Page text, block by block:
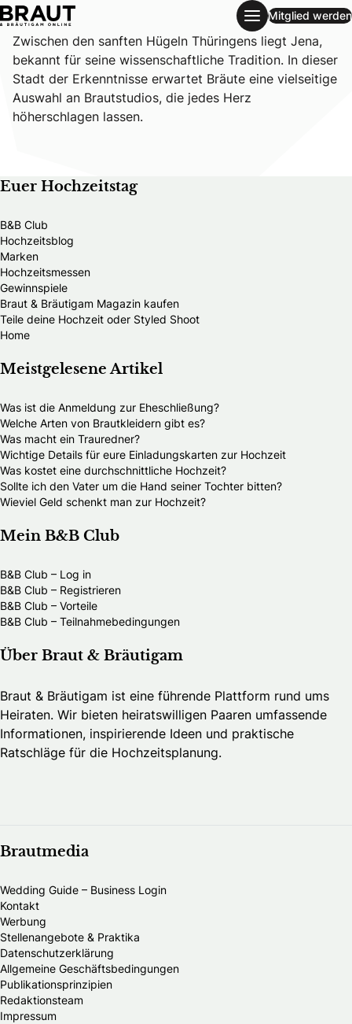
Brautmodengeschäfte in Jena
Mitglied werden
Zwischen den sanften Hügeln Thüringens liegt Jena,
bekannt für seine wissenschaftliche Tradition. In dieser
Stadt der Erkenntnisse erwartet Bräute eine vielseitige
Auswahl an Brautstudios, die jedes Herz
höherschlagen lassen.
Euer Hochzeitstag
B&B Club
Hochzeitsblog
Marken
Hochzeitsmessen
Gewinnspiele
Braut & Bräutigam Magazin kaufen
Teile deine Hochzeit oder Styled Shoot
Home
Meistgelesene Artikel
Was ist die Anmeldung zur Eheschließung?
Welche Arten von Brautkleidern gibt es?
Was macht ein Trauredner?
Wichtige Details für eure Einladungskarten zur Hochzeit
Was kostet eine durchschnittliche Hochzeit?
Sollte ich den Vater um die Hand seiner Tochter bitten?
Wieviel Geld schenkt man zur Hochzeit?
Mein B&B Club
B&B Club – Log in
B&B Club – Registrieren
B&B Club – Vorteile
B&B Club – Teilnahmebedingungen
Über Braut & Bräutigam
Braut & Bräutigam ist eine führende Plattform rund ums
Heiraten. Wir bieten heiratswilligen Paaren umfassende
Informationen, inspirierende Ideen und praktische
Ratschläge für die Hochzeitsplanung.
Brautmedia
Wedding Guide – Business Login
Kontakt
Werbung
Stellenangebote & Praktika
Datenschutzerklärung
Allgemeine Geschäftsbedingungen
Publikationsprinzipien
Redaktionsteam
Impressum